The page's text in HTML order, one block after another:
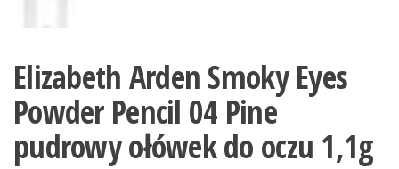
Elizabeth Arden Smoky Eyes
Powder Pencil 04 Pine
pudrowy ołówek do oczu 1,1g